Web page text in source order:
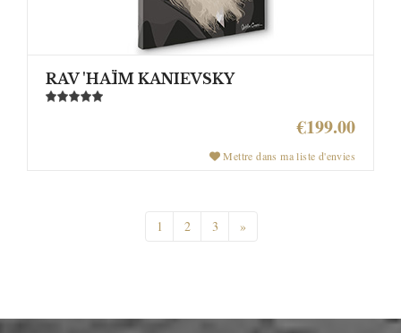
RAV 'HAÏM KANIEVSKY
€199.00
Mettre dans ma liste d'envies
1 2 3 »